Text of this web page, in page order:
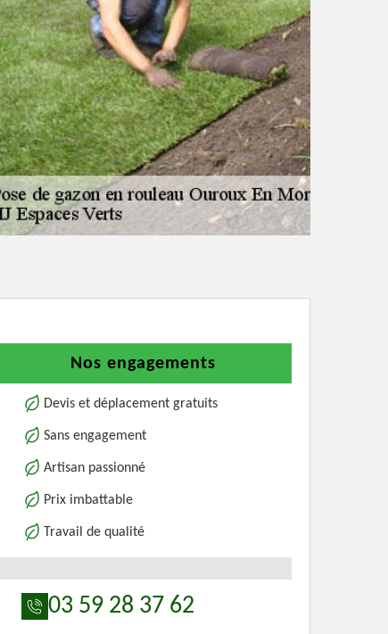
Nos engagements
Devis et déplacement gratuits
Sans engagement
Artisan passionné
Prix imbattable
Travail de qualité
03 59 28 37 62